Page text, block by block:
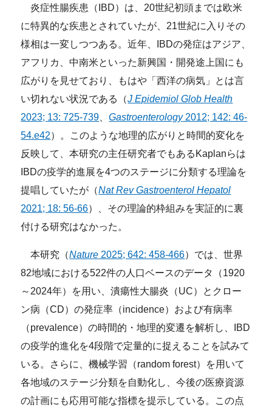
炎症性腸疾患（IBD）は、20世紀初頭までは欧米
に特異的な疾患とされていたが、21世紀に入りその
様相は一変しつつある。近年、IBDの発症はアジア、
アフリカ、中南米といった新興国・開発途上国にも
広がりを見せており、もはや「西洋の病気」とは言
い切れない状況である（J Epidemiol Glob Health
2023; 13: 725-739 、Gastroenterology2012; 142: 46-
54.e42）。このような地理的広がりと時間的変化を
反映して、本研究の主任研究者でもあるKaplanらは
IBDの疫学的進展を4つのステージに分類する理論を
提唱していたが（Nat Rev Gastroenterol Hepatol
2021; 18: 56-66）、その理論的枠組みを実証的に裏
付ける研究はなかった。
本研究（Nature 2025; 642: 458-466）では、世界
82地域における522件の人口ベースのデータ（1920
～2024年）を用い、潰瘍性大腸炎（UC）とクロー
ン病（CD）の発症率（incidence）および有病率
（prevalence）の時間的・地理的変遷を解析し、IBD
の疫学的進化を4段階で定量的に捉えることを試みて
いる。さらに、機械学習（random forest）を用いて
各地域のステージ分類を自動化し、今後の医療資源
の計画にも応用可能な指標を提示している。この点